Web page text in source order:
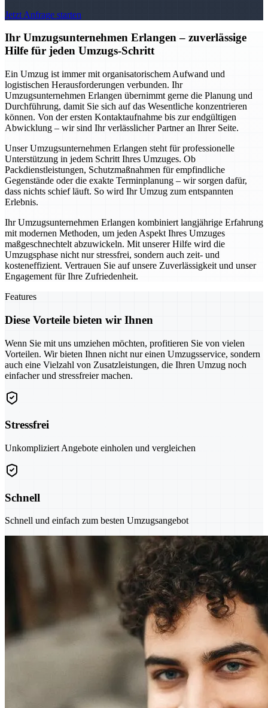
Jetzt Anfrage starten
Ihr Umzugsunternehmen Erlangen – zuverlässige
Hilfe für jeden Umzugs-Schritt
Ein Umzug ist immer mit organisatorischem Aufwand und
logistischen Herausforderungen verbunden. Ihr
Umzugsunternehmen Erlangen übernimmt gerne die Planung und
Durchführung, damit Sie sich auf das Wesentliche konzentrieren
können. Von der ersten Kontaktaufnahme bis zur endgültigen
Abwicklung – wir sind Ihr verlässlicher Partner an Ihrer Seite.
Unser Umzugsunternehmen Erlangen steht für professionelle
Unterstützung in jedem Schritt Ihres Umzuges. Ob
Packdienstleistungen, Schutzmaßnahmen für empfindliche
Gegenstände oder die exakte Terminplanung – wir sorgen dafür,
dass nichts schief läuft. So wird Ihr Umzug zum entspannten
Erlebnis.
Ihr Umzugsunternehmen Erlangen kombiniert langjährige Erfahrung
mit modernen Methoden, um jeden Aspekt Ihres Umzuges
maßgeschnechtelt abzuwickeln. Mit unserer Hilfe wird die
Umzugsphase nicht nur stressfrei, sondern auch zeit- und
kosteneffizient. Vertrauen Sie auf unsere Zuverlässigkeit und unser
Engagement für Ihre Zufriedenheit.
Features
Diese Vorteile bieten wir Ihnen
Wenn Sie mit uns umziehen möchten, profitieren Sie von vielen
Vorteilen. Wir bieten Ihnen nicht nur einen Umzugsservice, sondern
auch eine Vielzahl von Zusatzleistungen, die Ihren Umzug noch
einfacher und stressfreier machen.
Stressfrei
Unkompliziert Angebote einholen und vergleichen
Schnell
Schnell und einfach zum besten Umzugsangebot